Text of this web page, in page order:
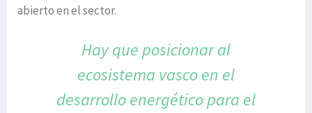
abierto en el sector.
Hay que posicionar al
ecosistema vascoen el
desarrollo energético para el